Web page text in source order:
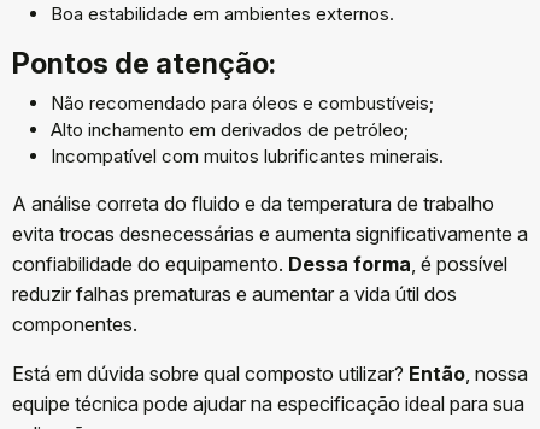
Boa estabilidade em ambientes externos.
Pontos de atenção:
Não recomendado para óleos e combustíveis;
Alto inchamento em derivados de petróleo;
Incompatível com muitos lubrificantes minerais.
A análise correta do fluido e da temperatura de trabalho
evita trocas desnecessárias e aumenta significativamente a
confiabilidade do equipamento. Dessa forma , é possível
reduzir falhas prematuras e aumentar a vida útil dos
componentes.
Está em dúvida sobre qual composto utilizar? Então , nossa
equipe técnica pode ajudar na especificação ideal para sua